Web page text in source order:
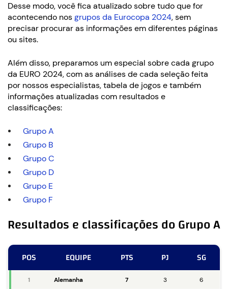
Desse modo, você fica atualizado sobre tudo que for
acontecendo nosgrupos da Eurocopa 2024, sem
precisar procurar as informações em diferentes páginas
ou sites.
Além disso, preparamos um especial sobre cada grupo
da EURO 2024, com as análises de cada seleção feita
por nossos especialistas, tabela de jogos e também
informações atualizadas com resultados e
classificações:
Grupo A
Grupo B
Grupo C
Grupo D
Grupo E
Grupo F
Resultados e classificações do Grupo A
POS EQUIPE PTS PJ SG
1 Alemanha 7 3 6